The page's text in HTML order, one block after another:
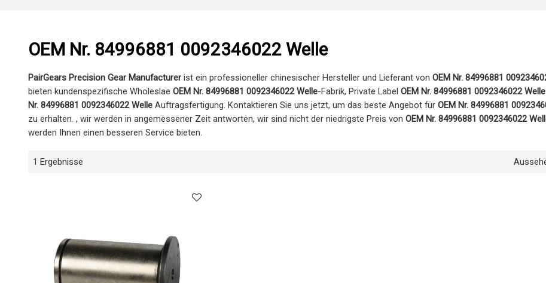
OEM Nr. 84996881 0092346022 Welle
PairGears Precision Gear Manufacturerist ein professioneller chinesischer Hersteller und Lieferant von OEM Nr. 84996881
bieten kundenspezifische Wholeslae OEM Nr. 84996881 0092346022 Welle-Fabrik, Private Label OEM Nr. 84996881 0092346022 Welle
Nr. 84996881 0092346022 WelleAuftragsfertigung. Kontaktieren Sie uns jetzt, um das beste Angebot für OEM Nr. 84996881
zu erhalten. , wir werden in angemessener Zeit antworten, wir sind nicht der niedrigste Preis von OEM Nr. 84996881 0092346022
werden Ihnen einen besseren Service bieten.
1 Ergebnisse